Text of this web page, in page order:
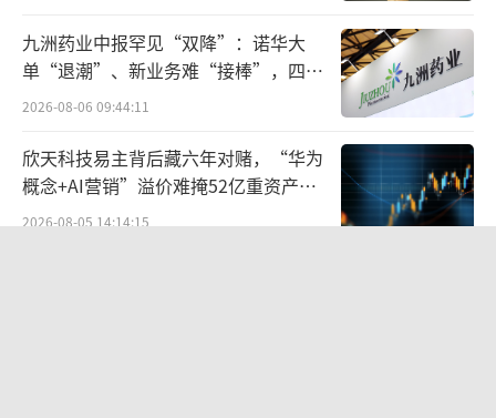
九洲药业中报罕见“双降”：诺华大
单“退潮”、新业务难“接棒”，四大
难关待闯
2026-08-06 09:44:11
欣天科技易主背后藏六年对赌，“华为
概念+AI营销”溢价难掩52亿重资产考
验
2026-08-05 14:14:15